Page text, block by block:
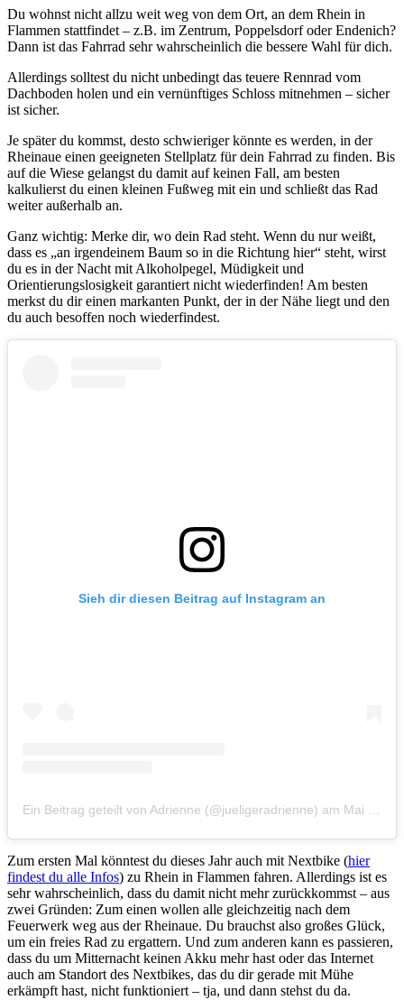
Du wohnst nicht allzu weit weg von dem Ort, an dem Rhein in
Flammen stattfindet – z.B. im Zentrum, Poppelsdorf oder Endenich?
Dann ist das Fahrrad sehr wahrscheinlich die bessere Wahl für dich.
Allerdings solltest du nicht unbedingt das teuere Rennrad vom
Dachboden holen und ein vernünftiges Schloss mitnehmen – sicher
ist sicher.
Je später du kommst, desto schwieriger könnte es werden, in der
Rheinaue einen geeigneten Stellplatz für dein Fahrrad zu finden. Bis
auf die Wiese gelangst du damit auf keinen Fall, am besten
kalkulierst du einen kleinen Fußweg mit ein und schließt das Rad
weiter außerhalb an.
Ganz wichtig: Merke dir, wo dein Rad steht. Wenn du nur weißt,
dass es „an irgendeinem Baum so in die Richtung hier“ steht, wirst
du es in der Nacht mit Alkoholpegel, Müdigkeit und
Orientierungslosigkeit garantiert nicht wiederfinden! Am besten
merkst du dir einen markanten Punkt, der in der Nähe liegt und den
du auch besoffen noch wiederfindest.
Sieh dir diesen Beitrag auf Instagram an
Ein Beitrag geteilt von Adrienne (@jueligeradrienne) am Mai 5, 2018 um 12:50 PDT
Zum ersten Mal könntest du dieses Jahr auch mit Nextbike (hier
findest du alle Infos) zu Rhein in Flammen fahren. Allerdings ist es
sehr wahrscheinlich, dass du damit nicht mehr zurückkommst – aus
zwei Gründen: Zum einen wollen alle gleichzeitig nach dem
Feuerwerk weg aus der Rheinaue. Du brauchst also großes Glück,
um ein freies Rad zu ergattern. Und zum anderen kann es passieren,
dass du um Mitternacht keinen Akku mehr hast oder das Internet
auch am Standort des Nextbikes, das du dir gerade mit Mühe
erkämpft hast, nicht funktioniert – tja, und dann stehst du da.